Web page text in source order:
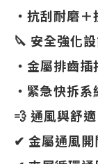
・抗刮耐磨
🔪 安全強化
・金屬排齒
・緊急快拆
💨 通風與舒適
✔ 金屬通風開